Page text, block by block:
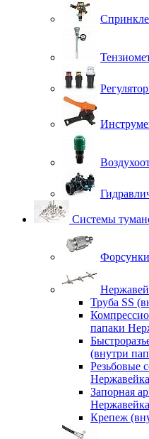
Системы
Форсунки
Труба SS
папаки
(внутри
Резьбовые
Запорная
Крепеж